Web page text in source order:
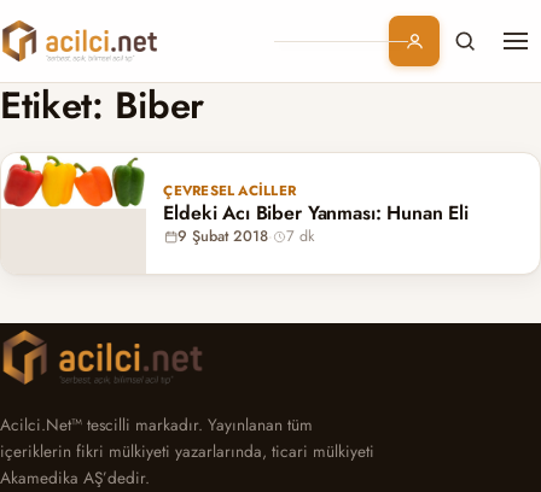
Branşlar
Konular
Kurumsal
Etiket: Biber
ÇEVRESEL ACILLER
Eldeki Acı Biber Yanması: Hunan Eli
9 Şubat 2018· 7 dk
Acilci.Net™ tescilli markadır. Yayınlanan tüm
içeriklerin fikri mülkiyeti yazarlarında, ticari mülkiyeti
Akamedika AŞ’dedir.